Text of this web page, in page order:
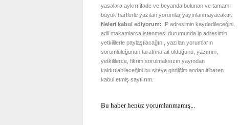
yasalara aykırı ifade ve beyanda bulunan ve tamamı
büyük harflerle yazılan yorumlar yayınlanmayacaktır.
Neleri kabul ediyorum: IP adresimin kaydedileceğini,
adli makamlarca istenmesi durumunda ip adresimin
yetkililerle paylaşılacağını, yazılan yorumların
sorumluluğunun tarafıma ait olduğunu, yazımın,
yetkililerce, fikrim sorulmaksızın yayından
kaldırılabileceğini bu siteye girdiğim andan itibaren
kabul etmiş sayılırım.
Bu haber henüz yorumlanmamış...